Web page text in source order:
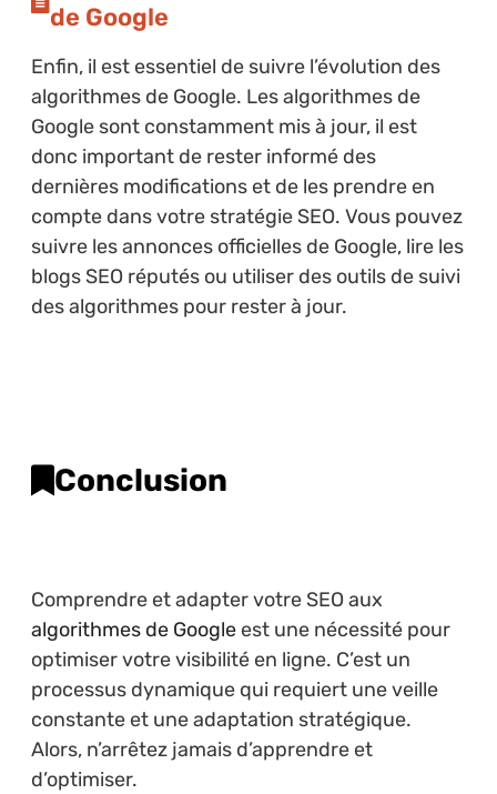
de Google
Enfin, il est essentiel de suivre l’évolution des
algorithmes de Google. Les algorithmes de
Google sont constamment mis à jour, il est
donc important de rester informé des
dernières modifications et de les prendre en
compte dans votre stratégie SEO. Vous pouvez
suivre les annonces officielles de Google, lire les
blogs SEO réputés ou utiliser des outils de suivi
des algorithmes pour rester à jour.
Conclusion
Comprendre et adapter votre SEO aux
algorithmes de Google est une nécessité pour
optimiser votre visibilité en ligne. C’est un
processus dynamique qui requiert une veille
constante et une adaptation stratégique.
Alors, n’arrêtez jamais d’apprendre et
d’optimiser.